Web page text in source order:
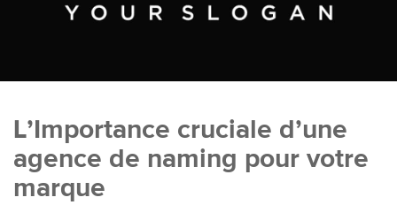
L’Importance cruciale d’une
agence de naming pour votre
marque